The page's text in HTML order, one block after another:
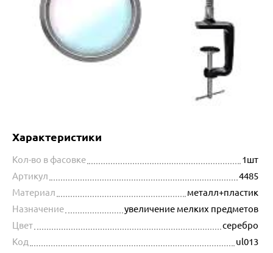
Характеристики
Кол-во в фасовке
1шт
Артикул
4485
Материал
металл+пластик
Назначение
увеличение мелких предметов
Цвет
серебро
Код
ul013